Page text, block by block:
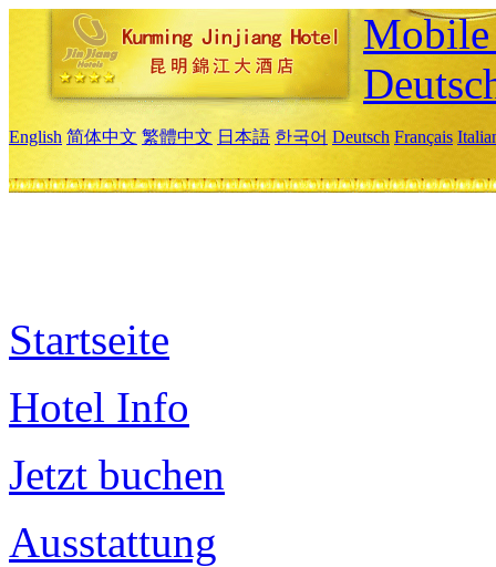
English 简体中文 繁體中文 日本語 한국어 Deutsch Français
Startseite
Hotel Info
Jetzt buchen
Ausstattung